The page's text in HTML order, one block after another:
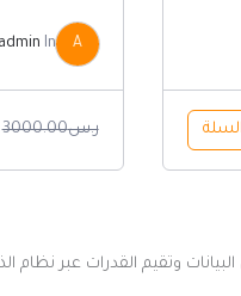
A
admin In
ر.س3000.00
وتقيم القدرات عبر نظام